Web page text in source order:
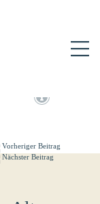
Vorheriger Beitrag
Nächster Beitrag